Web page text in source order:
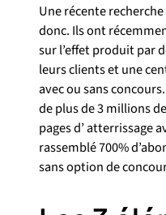
Une récente
donc. Ils ont
sur l’effet produit par
leurs clients et une
avec ou sans
de plus de 3 millions
pages d’ atterrissage
rassemblé 700%
sans option de